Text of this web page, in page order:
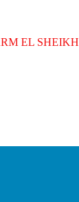
EL SHEIKH